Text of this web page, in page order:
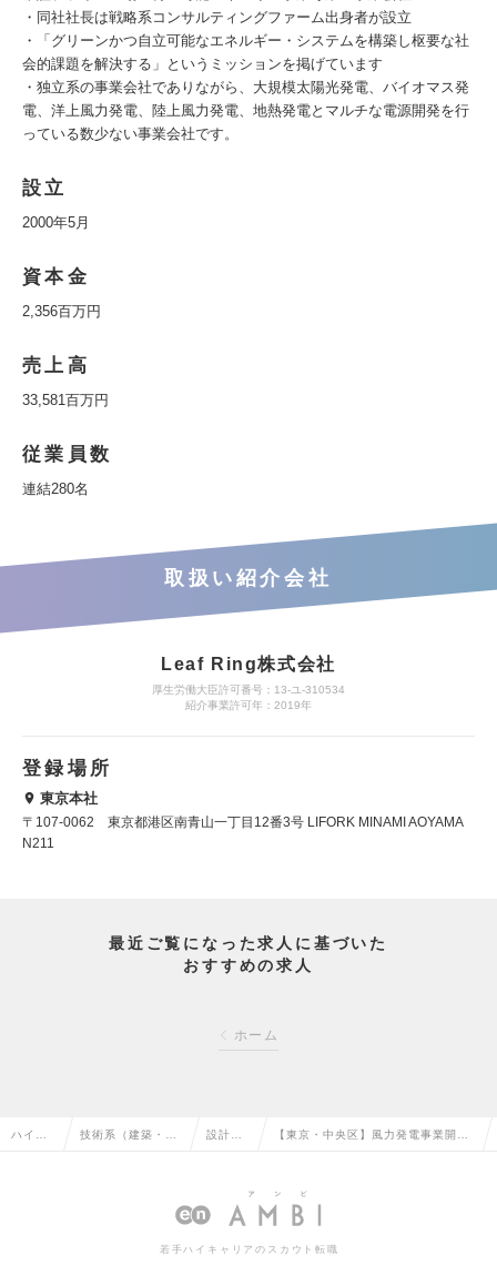
・同社社長は戦略系コンサルティングファーム出身者が設立
・「グリーンかつ自立可能なエネルギー・システムを構築し枢要な社
会的課題を解決する」というミッションを掲げています
・独立系の事業会社でありながら、大規模太陽光発電、バイオマス発
電、洋上風力発電、陸上風力発電、地熱発電とマルチな電源開発を行
っている数少ない事業会社です。
設立
2000年5月
資本金
2,356百万円
売上高
33,581百万円
従業員数
連結280名
取扱い紹介会社
Leaf Ring株式会社
厚生労働大臣許可番号：13-ユ-310534
紹介事業許可年：2019年
登録場所
東京本社
〒107-0062 東京都港区南青山一丁目12番3号 LIFORK MINAMI AOYAMA
N211
最近ご覧になった求人に基づいた
おすすめの求人
ホーム
ハイク 技術系（建築・設 設計
備）の
【東京・中央区】風力発電事業開発
成長企業の求人情報
若手ハイキャリアのスカウト転職